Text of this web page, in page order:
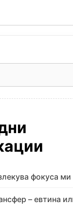
фокуса ми
– евтина